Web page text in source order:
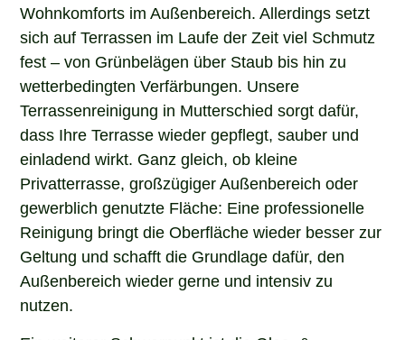
Wohnkomforts im Außenbereich. Allerdings setzt
sich auf Terrassen im Laufe der Zeit viel Schmutz
fest – von Grünbelägen über Staub bis hin zu
wetterbedingten Verfärbungen. Unsere
Terrassenreinigung in Mutterschied sorgt dafür,
dass Ihre Terrasse wieder gepflegt, sauber und
einladend wirkt. Ganz gleich, ob kleine
Privatterrasse, großzügiger Außenbereich oder
gewerblich genutzte Fläche: Eine professionelle
Reinigung bringt die Oberfläche wieder besser zur
Geltung und schafft die Grundlage dafür, den
Außenbereich wieder gerne und intensiv zu
nutzen.